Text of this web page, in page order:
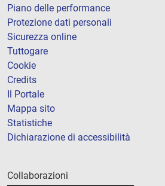
Piano delle performance
Protezione dati personali
Sicurezza online
Tuttogare
Cookie
Credits
Il Portale
Mappa sito
Statistiche
Dichiarazione di accessibilità
Collaborazioni